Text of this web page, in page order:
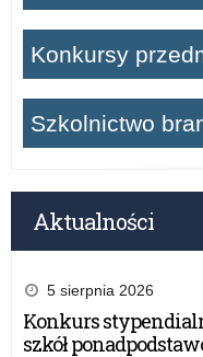
Konkursy
Szkolnictwo
Aktualności
5 sierpnia 2026
Konkurs
szkół